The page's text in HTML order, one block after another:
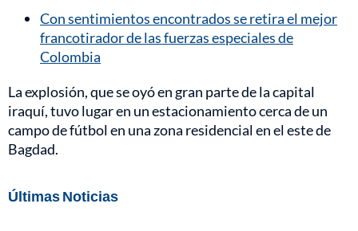
Con sentimientos encontrados se retira el mejor
francotirador de las fuerzas especiales de
Colombia
La explosión, que se oyó en gran parte de la capital
iraquí, tuvo lugar en un estacionamiento cerca de un
campo de fútbol en una zona residencial en el este de
Bagdad.
Últimas Noticias